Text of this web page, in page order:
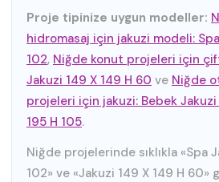
Proje tipinize uygun modeller:
hidromasaj için jakuzi modeli:
102, Niğde konut projeleri için
Jakuzi 149 X 149 H 60 ve Niğde
projeleri için jakuzi: Bebek Jakuzi
195 H 105.
Niğde projelerinde sıklıkla «Spa
102» ve «Jakuzi 149 X 149 H